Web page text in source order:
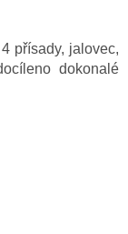
přísady, jalovec,
dokonalé